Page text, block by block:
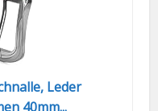
Leder
40mm...